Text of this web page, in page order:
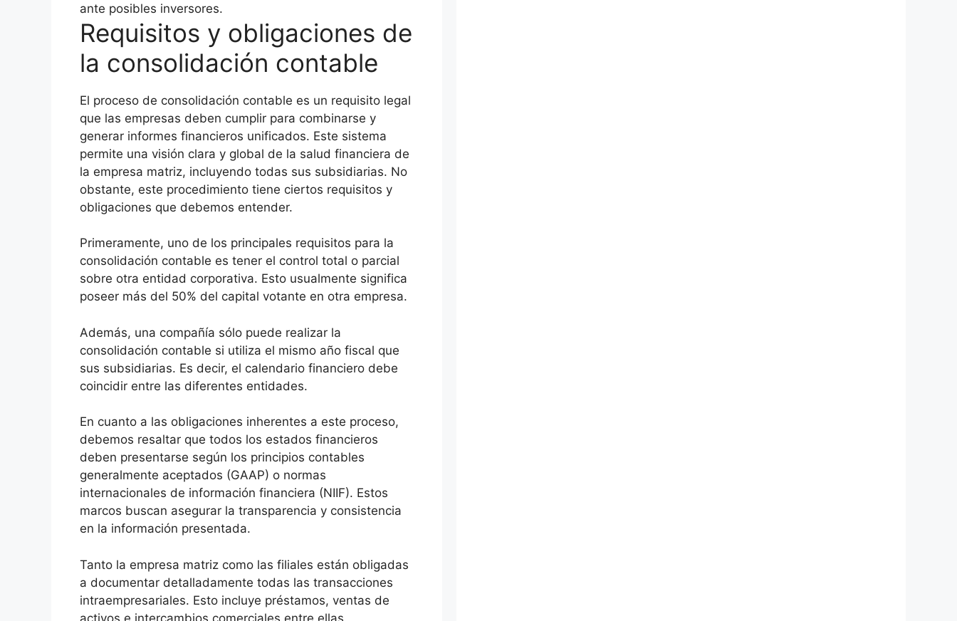
ante posibles inversores.
Requisitos y obligaciones de
la consolidación contable
El proceso de consolidación contable es un requisito legal
que las empresas deben cumplir para combinarse y
generar informes financieros unificados. Este sistema
permite una visión clara y global de la salud financiera de
la empresa matriz, incluyendo todas sus subsidiarias. No
obstante, este procedimiento tiene ciertos requisitos y
obligaciones que debemos entender.
Primeramente, uno de los principales requisitos para la
consolidación contable es tener el control total o parcial
sobre otra entidad corporativa. Esto usualmente significa
poseer más del 50% del capital votante en otra empresa.
Además, una compañía sólo puede realizar la
consolidación contable si utiliza el mismo año fiscal que
sus subsidiarias. Es decir, el calendario financiero debe
coincidir entre las diferentes entidades.
En cuanto a las obligaciones inherentes a este proceso,
debemos resaltar que todos los estados financieros
deben presentarse según los principios contables
generalmente aceptados (GAAP) o normas
internacionales de información financiera (NIIF). Estos
marcos buscan asegurar la transparencia y consistencia
en la información presentada.
Tanto la empresa matriz como las filiales están obligadas
a documentar detalladamente todas las transacciones
intraempresariales. Esto incluye préstamos, ventas de
activos e intercambios comerciales entre ellas.